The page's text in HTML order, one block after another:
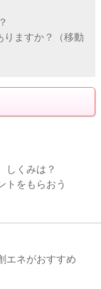
りますか？（移動
しくみは？
トをもらおう
エネがおすすめ